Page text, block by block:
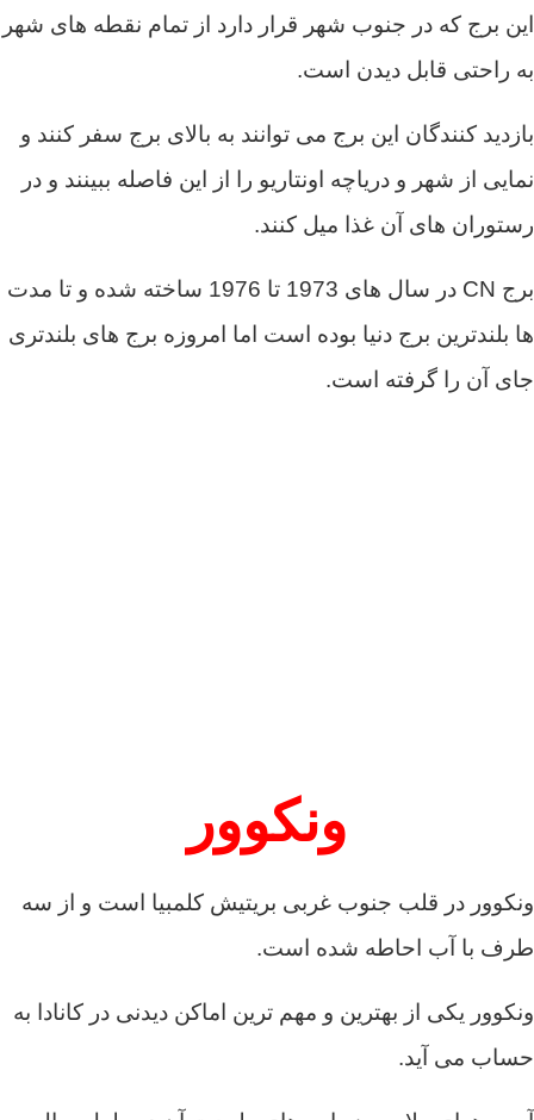
این برج که در جنوب شهر قرار دارد از تمام نقطه های شهر
به راحتی قابل دیدن است.
بازدید کنندگان این برج می توانند به بالای برج سفر کنند و
نمایی از شهر و دریاچه اونتاریو را از این فاصله ببینند و در
رستوران های آن غذا میل کنند.
برج CN در سال های 1973 تا 1976 ساخته شده و تا مدت
ها بلندترین برج دنیا بوده است اما امروزه برج های بلندتری
جای آن را گرفته است.
ونکوور
ونکوور در قلب جنوب غربی بریتیش کلمبیا است و از سه
طرف با آب احاطه شده است.
ونکوور یکی از بهترین و مهم ترین اماکن دیدنی در کانادا به
حساب می آید.